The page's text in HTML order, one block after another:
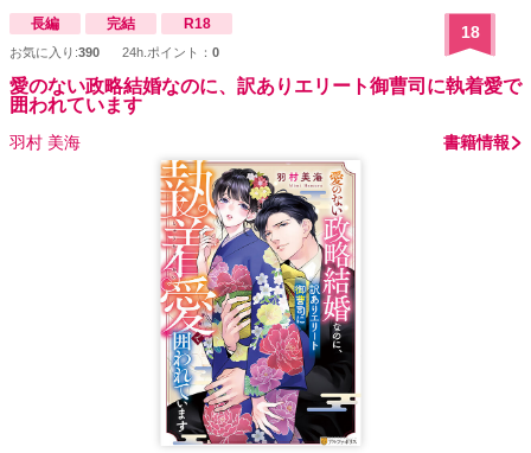
長編 完結 R18
お気に入り:390 24h.ポイント： 0
18
愛のない政略結婚なのに、訳ありエリート御曹司に執着愛で
囲われています
羽村 美海 書籍情報